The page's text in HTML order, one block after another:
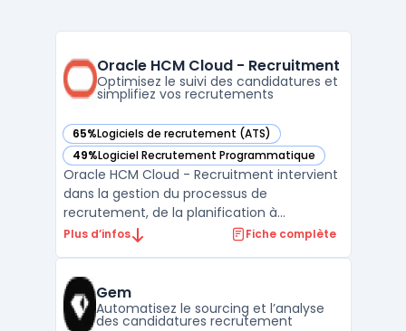
Oracle HCM Cloud - Recruitment
Optimisez le suivi des candidatures et
simplifiez vos recrutements
65%Logiciels de recrutement (ATS)
— voir Oracle HCM Cloud - Recruitment dans cette
49%Logiciel Recrutement Programmatique
— voir Oracle HCM Cloud - Recruitment dans cette
Oracle HCM Cloud - Recruitment intervient
dans la gestion du processus de
recrutement, de la planification à
l’onboarding. Avec Oracle HCM Cloud -
sourcing, la présélection et la gestion de
profils sur des volumes importan ...
Plus d’infos Fiche complète
Gem
Automatisez le sourcing et l’analyse
des candidatures recrutement